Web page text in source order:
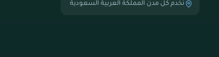
نخدم كل مدن المملكة العربية السعودية